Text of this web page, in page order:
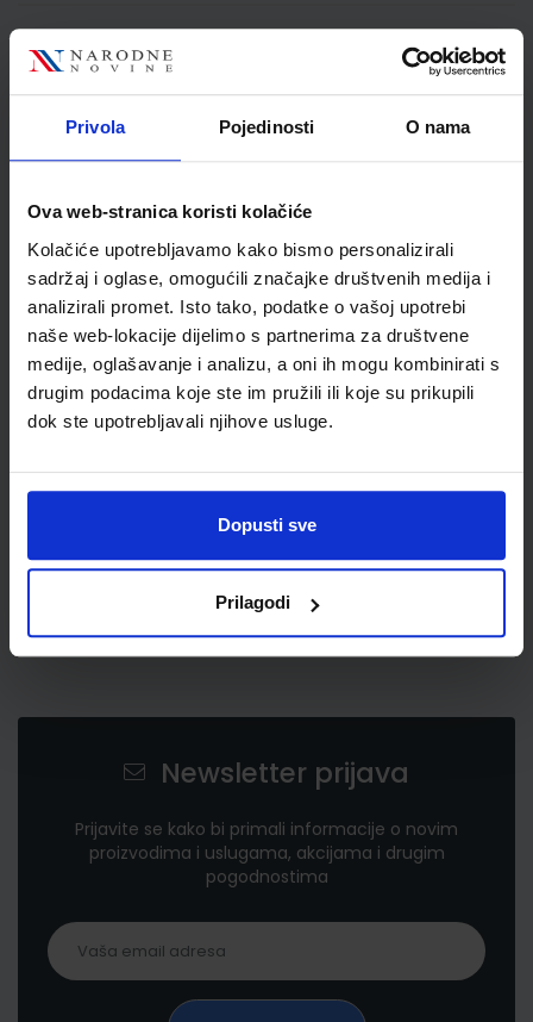
Privola Pojedinosti O nama
Ova web-stranica koristi kolačiće
Kolačiće upotrebljavamo kako bismo personalizirali
sadržaj i oglase, omogućili značajke društvenih medija i
analizirali promet. Isto tako, podatke o vašoj upotrebi
naše web-lokacije dijelimo s partnerima za društvene
medije, oglašavanje i analizu, a oni ih mogu kombinirati s
drugim podacima koje ste im pružili ili koje su prikupili
dok ste upotrebljavali njihove usluge.
Dopusti sve
Prilagodi
Bojice drvene Jolly X-Big
12/1
16,30 €
Newsletter prijava
Prijavite se kako bi primali informacije o novim
proizvodima i uslugama, akcijama i drugim
pogodnostima